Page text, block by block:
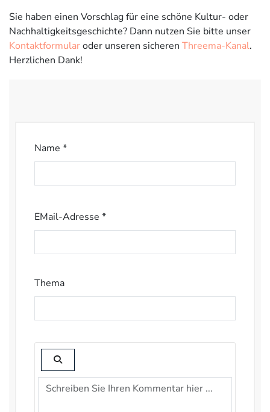
Sie haben einen Vorschlag für eine schöne Kultur- oder
Nachhaltigkeitsgeschichte? Dann nutzen Sie bitte unser
Kontaktformularoder unseren sicheren Threema-Kanal.
Herzlichen Dank!
Name *
EMail-Adresse *
Thema